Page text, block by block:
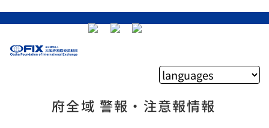
府全域 警報・注意報情報